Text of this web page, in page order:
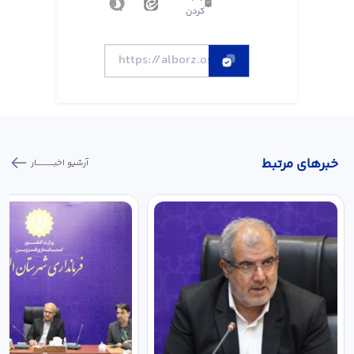
کردن
خبر‌های مرتبط آرشیو اخبـــــــــــار